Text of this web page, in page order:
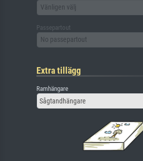
Vänligen välj
Passepartout
No passepartout
Extra tillägg
Ramhängare
Sågtandhängare